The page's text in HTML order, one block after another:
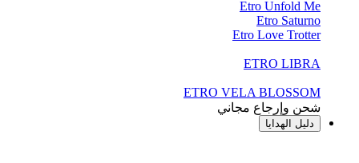
Etro Unfold Me
Etro Saturno
Etro Love Trotter
ETRO LIBRA
ETRO VELA BLOSSOM
شحن وإرجاع مجاني
دليل الهدايا